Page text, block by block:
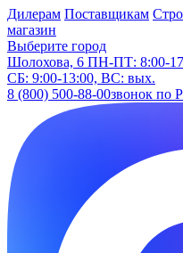
Дилерам Поставщикам
магазин
Выберите город
Шолохова, 6 ПН-ПТ: 8:00-
СБ: 9:00-13:00, ВС: вых.
8 (800) 500-88-00звонок по